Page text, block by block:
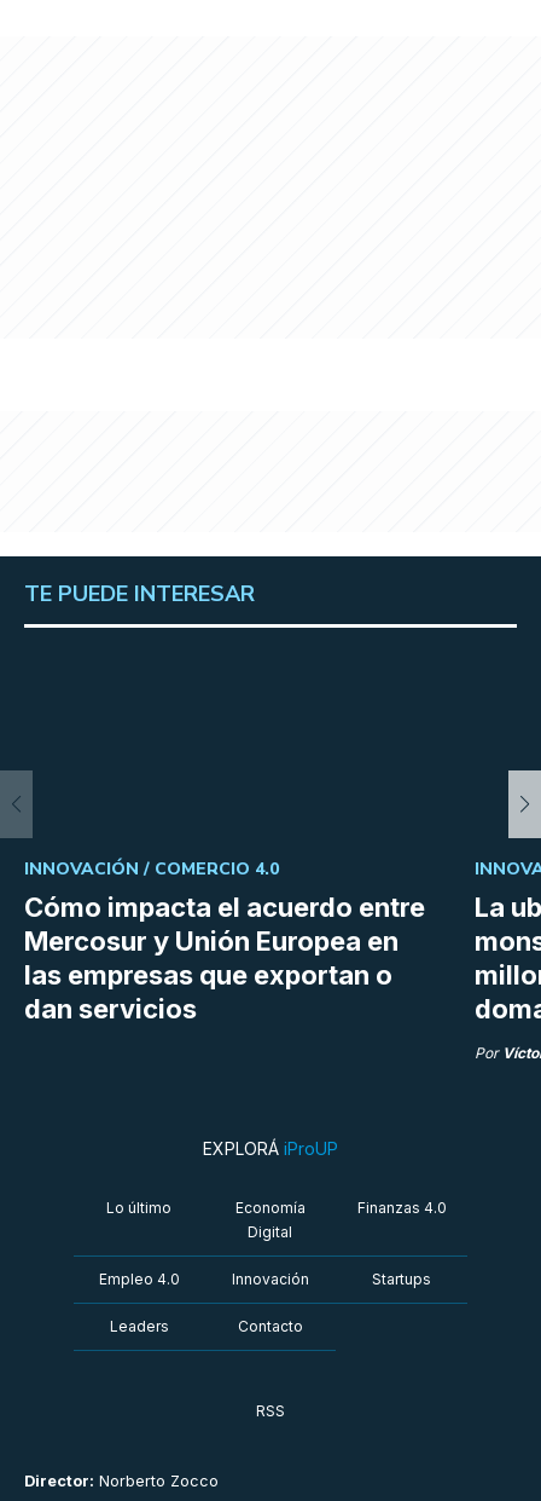
TE PUEDE INTERESAR
Cómo impacta el acuerdo entre
Mercosur y Unión Europea en
las empresas que exportan o
dan servicios
INNOVACIÓN / COMERCIO 4.0
La
Por
Director: Norberto Zocco
EXPLORÁ iProUP
Lo último
Economía
Digital
Finanzas 4.0
Empleo 4.0 Innovación Startups
Leaders Contacto
RSS